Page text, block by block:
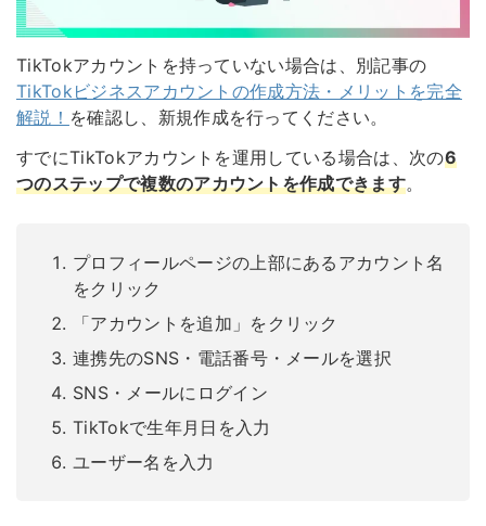
TikTokアカウントを持っていない場合は、別記事の
TikTokビジネスアカウントの作成方法・メリットを完全
解説！ を確認し、 新規作成を行ってください。
すでにTikTokアカウントを運用している場合は、次の6
つのステップで複数のアカウントを作成できます。
プロフィールページの上部にあるアカウント名
をクリック
「アカウントを追加」をクリック
連携先のSNS・電話番号・メールを選択
SNS・メールにログイン
TikTokで生年月日を入力
ユーザー名を入力